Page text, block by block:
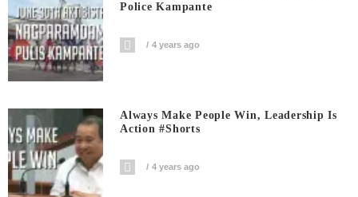
Police Kampante
4 years ago
Always Make People Win, Leadership Is
Action #shorts
4 years ago